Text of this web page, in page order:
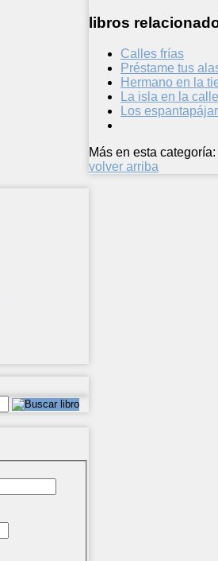
libros
Calles frías
Préstame tus
Hermano en la
La isla en la
Los
Más en esta categoría:
volver arriba